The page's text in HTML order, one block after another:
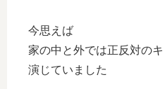
今思えば
家の中と外では正反対の
演じていました